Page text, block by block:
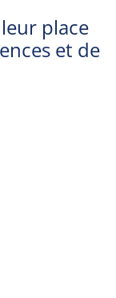
place
et de